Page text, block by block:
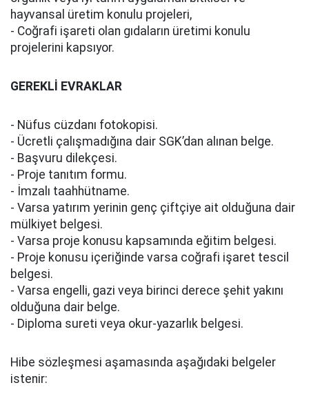
hayvansal üretim konulu projeleri,
- Coğrafi işareti olan gıdaların üretimi konulu
projelerini kapsıyor.
GEREKLİ EVRAKLAR
- Nüfus cüzdanı fotokopisi.
- Ücretli çalışmadığına dair SGK’dan alınan belge.
- Başvuru dilekçesi.
- Proje tanıtım formu.
- İmzalı taahhütname.
- Varsa yatırım yerinin genç çiftçiye ait olduğuna dair
mülkiyet belgesi.
- Varsa proje konusu kapsamında eğitim belgesi.
- Proje konusu içeriğinde varsa coğrafi işaret tescil
belgesi.
- Varsa engelli, gazi veya birinci derece şehit yakını
olduğuna dair belge.
- Diploma sureti veya okur-yazarlık belgesi.
Hibe sözleşmesi aşamasında aşağıdaki belgeler
istenir: